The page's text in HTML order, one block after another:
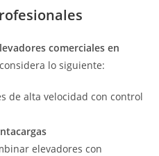
comerciales en
lo siguiente:
de alta velocidad con control
elevadores con